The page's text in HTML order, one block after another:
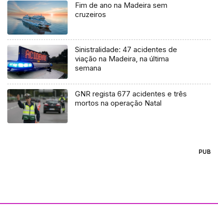
Fim de ano na Madeira sem
cruzeiros
Sinistralidade: 47 acidentes de
viação na Madeira, na última
semana
GNR regista 677 acidentes e três
mortos na operação Natal
PUB